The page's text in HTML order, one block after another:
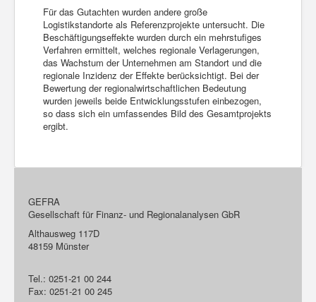
Für das Gutachten wurden andere große
Logistikstandorte als Referenzprojekte untersucht. Die
Beschäftigungseffekte wurden durch ein mehrstufiges
Verfahren ermittelt, welches regionale Verlagerungen,
das Wachstum der Unternehmen am Standort und die
regionale Inzidenz der Effekte berücksichtigt. Bei der
Bewertung der regionalwirtschaftlichen Bedeutung
wurden jeweils beide Entwicklungsstufen einbezogen,
so dass sich ein umfassendes Bild des Gesamtprojekts
ergibt.
GEFRA
Gesellschaft für Finanz- und Regionalanalysen GbR
Althausweg 117D
48159 Münster
Tel.: 0251-21 00 244
Fax: 0251-21 00 245